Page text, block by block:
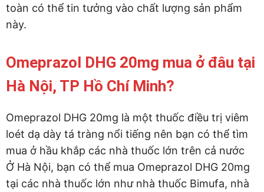
toàn có thể tin tưởng vào chất lượng sản phẩm
này.
Omeprazol DHG 20mg mua ở đâu tại
Hà Nội, TP Hồ Chí Minh?
Omeprazol DHG 20mg là một thuốc điều trị viêm
loét dạ dày tá tràng nổi tiếng nên bạn có thể tìm
mua ở hầu khắp các nhà thuốc lớn trên cả nước
Ở Hà Nội, bạn có thể mua Omeprazol DHG 20mg
tại các nhà thuốc lớn như nhà thuốc Bimufa, nhà